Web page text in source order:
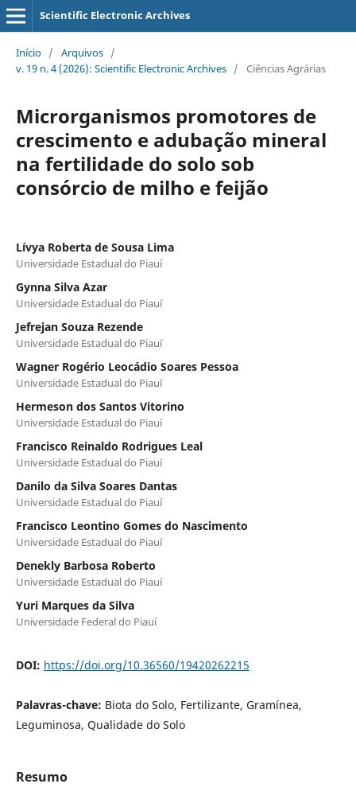
Scientific Electronic Archives
Início / Arquivos /
v. 19 n. 4 (2026): Scientific Electronic Archives / Ciências Agrárias
Microrganismos promotores de
crescimento e adubação mineral
na fertilidade do solo sob
consórcio de milho e feijão
Lívya Roberta de Sousa Lima
Universidade Estadual do Piauí
Gynna Silva Azar
Universidade Estadual do Piauí
Jefrejan Souza Rezende
Universidade Estadual do Piauí
Wagner Rogério Leocádio Soares Pessoa
Universidade Estadual do Piauí
Hermeson dos Santos Vitorino
Universidade Estadual do Piauí
Francisco Reinaldo Rodrigues Leal
Universidade Estadual do Piauí
Danilo da Silva Soares Dantas
Universidade Estadual do Piauí
Francisco Leontino Gomes do Nascimento
Universidade Estadual do Piauí
Denekly Barbosa Roberto
Universidade Estadual do Piauí
Yuri Marques da Silva
Universidade Federal do Piauí
DOI: https://doi.org/10.36560/19420262215
Palavras-chave: Biota do Solo, Fertilizante, Gramínea,
Leguminosa, Qualidade do Solo
Resumo